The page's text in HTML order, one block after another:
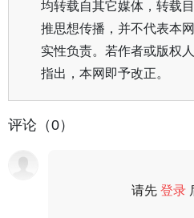
均转载自其它媒体，转载
推思想传播，并不代表本
实性负责。若作者或版权
指出，本网即予改正。
评论（0）
请先登录